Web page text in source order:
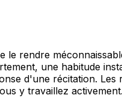
rendre
une habitude
d'une récitation.
y travaillez activement.